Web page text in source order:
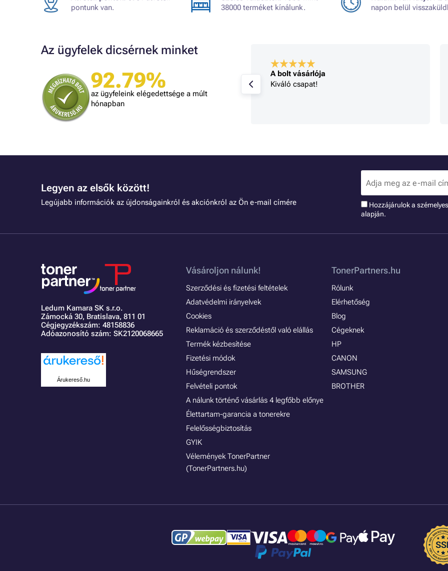
pontunk van.
38000 terméket kínálunk.
napon belül
Az ügyfelek dicsérnek minket
92.79%
az ügyfeleink elégedettsége a múlt
hónapban
A bolt vásárlója
Minden rendben volt.
A bolt vásárlója
Kiváló csapat!
Legyen az elsők között!
Legújabb információk az újdonságainkról és akciónkról az Ön e-mail címére Hozzájárulok a
alapján.
Ledum Kamara SK s.r.o.
Zámocká 30, Bratislava, 811 01
Cégjegyzékszám: 48158836
Adóazonosító szám: SK2120068665
Árukereső.hu
Vásároljon nálunk!
Szerződési és fizetési feltételek
Adatvédelmi irányelvek
Cookies
Reklamáció és szerződéstől való elállás
Termék kézbesítése
Fizetési módok
Hűségrendszer
Felvételi pontok
A nálunk történő vásárlás 4 legfőbb előnye
Élettartam-garancia a tonerekre
Felelősségbiztosítás
GYIK
Vélemények TonerPartner
(TonerPartners.hu)
TonerPartners.hu
Rólunk
Elérhetőség
Blog
Cégeknek
HP
CANON
SAMSUNG
BROTHER